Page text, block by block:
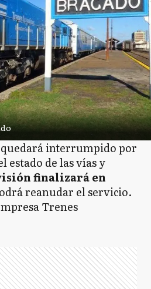
quedará interrumpido por
estado de las vías y
finalizará en
reanudar el servicio.
Trenes